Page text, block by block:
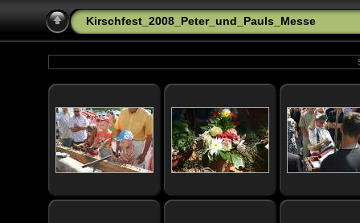
Kirschfest_2008_Peter_und_Pauls_Messe